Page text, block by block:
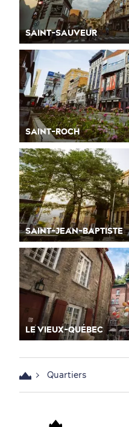
SAINT-SAUVEUR
SAINT-ROCH
SAINT-JEAN-BAPTISTE
LE VIEUX-QUÉBEC
Quartiers